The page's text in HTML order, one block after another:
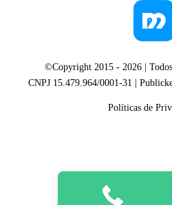
©Copyright 2015 - 2026 |
CNPJ 15.479.964/0001-31 |
Políticas de